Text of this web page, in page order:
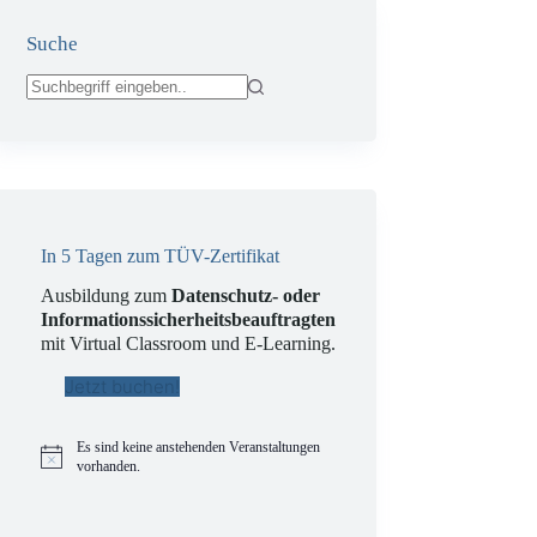
Suche
In 5 Tagen zum TÜV-Zertifikat
Ausbildung zumDatenschutz- oder
Informationssicherheitsbeauftragten
mit Virtual Classroom und E-Learning.
Jetzt buchen!
H
Es sind keine anstehenden Veranstaltungen
vorhanden.